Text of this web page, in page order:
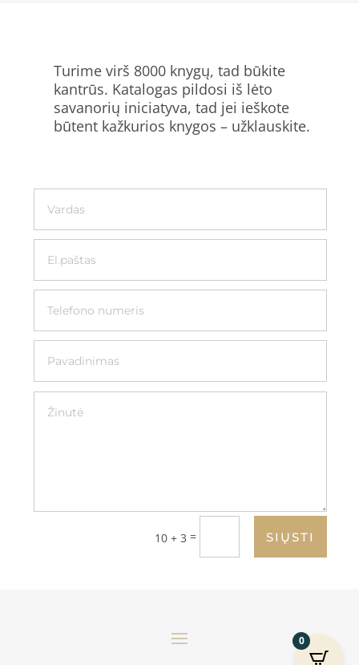
Turime virš 8000 knygų, tad būkite
kantrūs. Katalogas pildosi iš lėto
savanorių iniciatyva, tad jei ieškote
būtent kažkurios knygos – užklauskite.
10 + 3 = SIŲSTI
0